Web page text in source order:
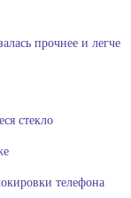
прочнее и легче
стекло
телефона